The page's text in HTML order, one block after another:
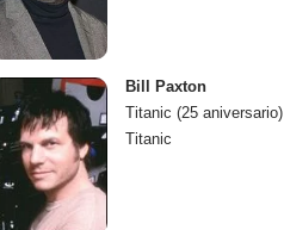
Bill Paxton
Titanic (25 aniversario)
Titanic